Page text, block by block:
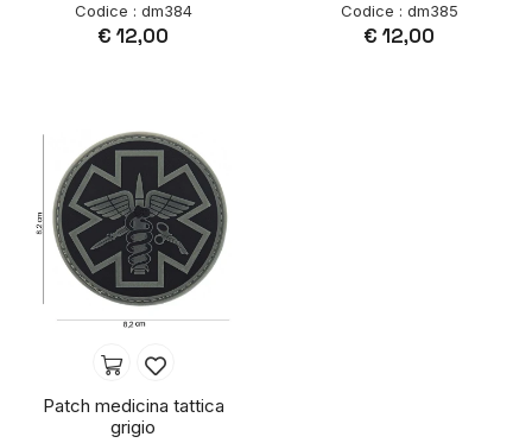
Codice : dm384
€ 12,00
Codice : dm385
€ 12,00
Patch medicina tattica
grigio